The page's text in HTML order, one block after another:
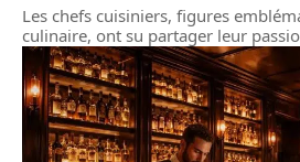
Les chefs cuisiniers, figures
culinaire, ont su partager leur